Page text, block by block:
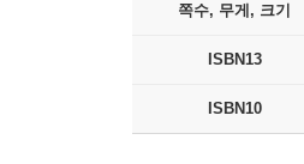
쪽수, 무게, 크기
ISBN13
ISBN10